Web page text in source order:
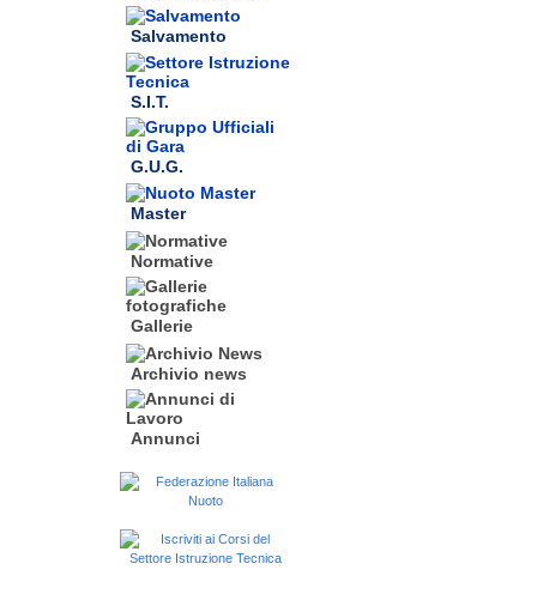
Salvamento
S.I.T.
G.U.G.
Master
Normative
Gallerie
Archivio news
Annunci